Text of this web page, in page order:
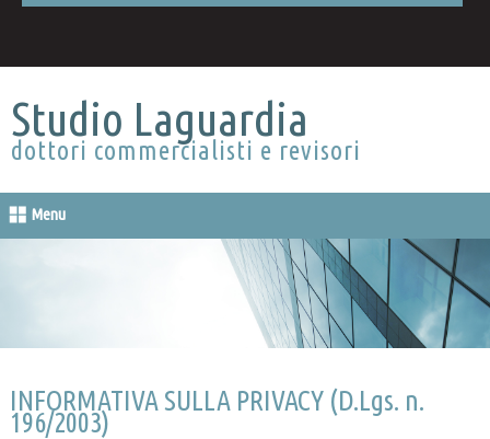
Studio Laguardia
dottori commercialisti e revisori
Menu
INFORMATIVA SULLA PRIVACY (D.Lgs. n.
196/2003)